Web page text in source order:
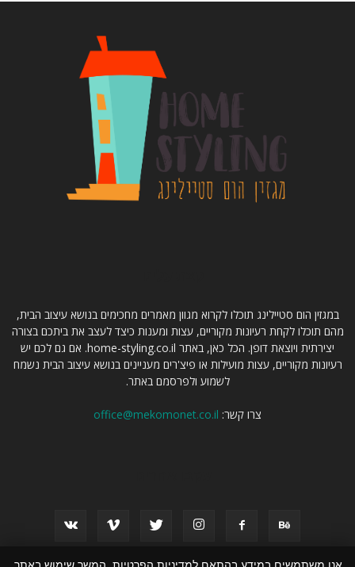
במגזין הום סטיילינג תוכלו לקרוא מגוון מאמרים מחכימים בנושא עיצוב הבית,
מהם תוכלו לקחת רעיונות מקוריים, עצות ומענות כיצד לעצב את ביתכם בצורה
יצירתית ויוצאת דופן. הכל כאן, באתר home-styling.co.il. אם גם לכם יש
רעיונות מקוריים, עצות מועילות או פיצ'רים מעניינים בנושא עיצוב הבית נשמח
לשמוע ולפרסמם באתר.
צרו קשר: office@mekomonet.co.il